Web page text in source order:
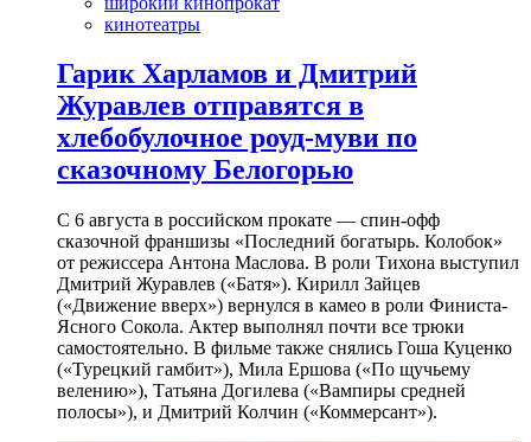
кинотеатры
Гарик Харламов и Дмитрий
Журавлев отправятся в
хлебобулочное роуд-муви по
сказочному Белогорью
С 6 августа в российском прокате — спин-офф
сказочной франшизы «Последний богатырь. Колобок»
от режиссера Антона Маслова. В роли Тихона выступил
Дмитрий Журавлев («Батя»). Кирилл Зайцев
(«Движение вверх») вернулся в камео в роли Финиста-
Ясного Сокола. Актер выполнял почти все трюки
самостоятельно. В фильме также снялись Гоша Куценко
(«Турецкий гамбит»), Мила Ершова («По щучьему
велению»), Татьяна Догилева («Вампиры средней
полосы»), и Дмитрий Колчин («Коммерсант»).